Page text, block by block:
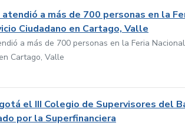
a más de 700 personas en la
Ciudadano en Cartago, Valle
a más de 700 personas en la Feria
Cartago, Valle
el III Colegio de Supervisores del
por la Superfinanciera